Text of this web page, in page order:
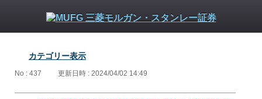
カテゴリー表示
No : 437 更新日時 : 2024/04/02 14:49